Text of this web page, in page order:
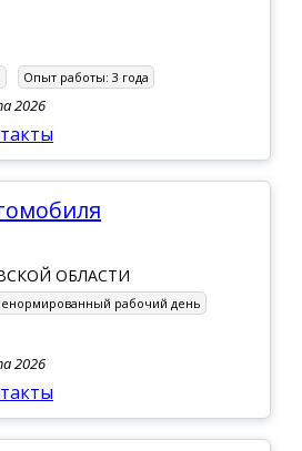
Опыт работы: 3 года
2026
ОБЛАСТИ
рабочий день
2026